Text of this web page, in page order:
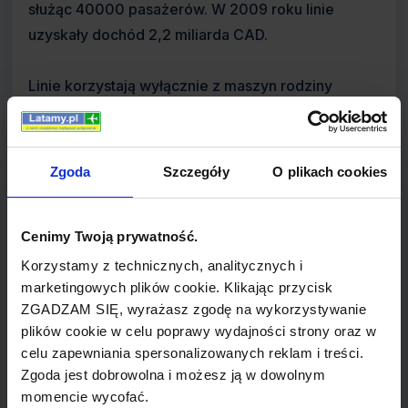
Zgoda Szczegóły O plikach cookies
Cenimy Twoją prywatność.
Korzystamy z technicznych, analitycznych i
marketingowych plików cookie. Klikając przycisk
ZGADZAM SIĘ, wyrażasz zgodę na wykorzystywanie
plików cookie w celu poprawy wydajności strony oraz w
celu zapewniania spersonalizowanych reklam i treści.
Zgoda jest dobrowolna i możesz ją w dowolnym
momencie wycofać.
służąc 40000 pasażerów. W 2009 roku linie
uzyskały dochód 2,2 miliarda CAD.
Linie korzystają wyłącznie z maszyn rodziny
Boeing 737 Next Generation. Główna siedziba
oraz baza lotnicza znajduje się przy Calgary
International Airport, a drugi największy port to
wschodzie Kanady.
Twórcy linii Clive Beddoe, David Neeleman, Mark
Hill, Tim Morgan i Donald Bell, korzystali z modeli
biznesowych innych tanich przewoźników,
wprowadzonych wcześniej przez Southwest
Airlines oraz Morris Air w Stanach Zjednoczonych.